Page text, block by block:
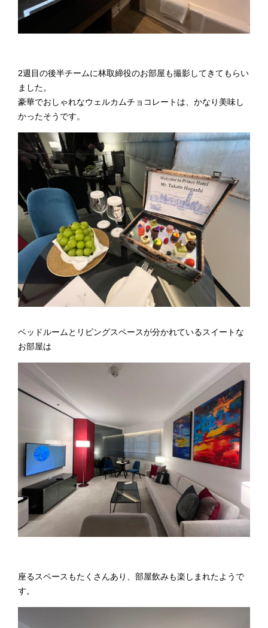
2週目の後半チームに林取締役のお部屋も撮影してきてもらい
ました。
豪華でおしゃれなウェルカムチョコレートは、かなり美味し
かったそうです。
ベッドルームとリビングスペースが分かれているスイートな
お部屋は
座るスペースもたくさんあり、部屋飲みも楽しまれたようで
す。